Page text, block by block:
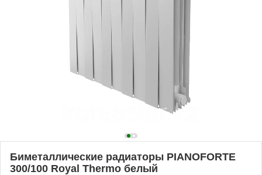
Биметаллические радиаторы PIANOFORTE
300/100 Royal Thermo белый